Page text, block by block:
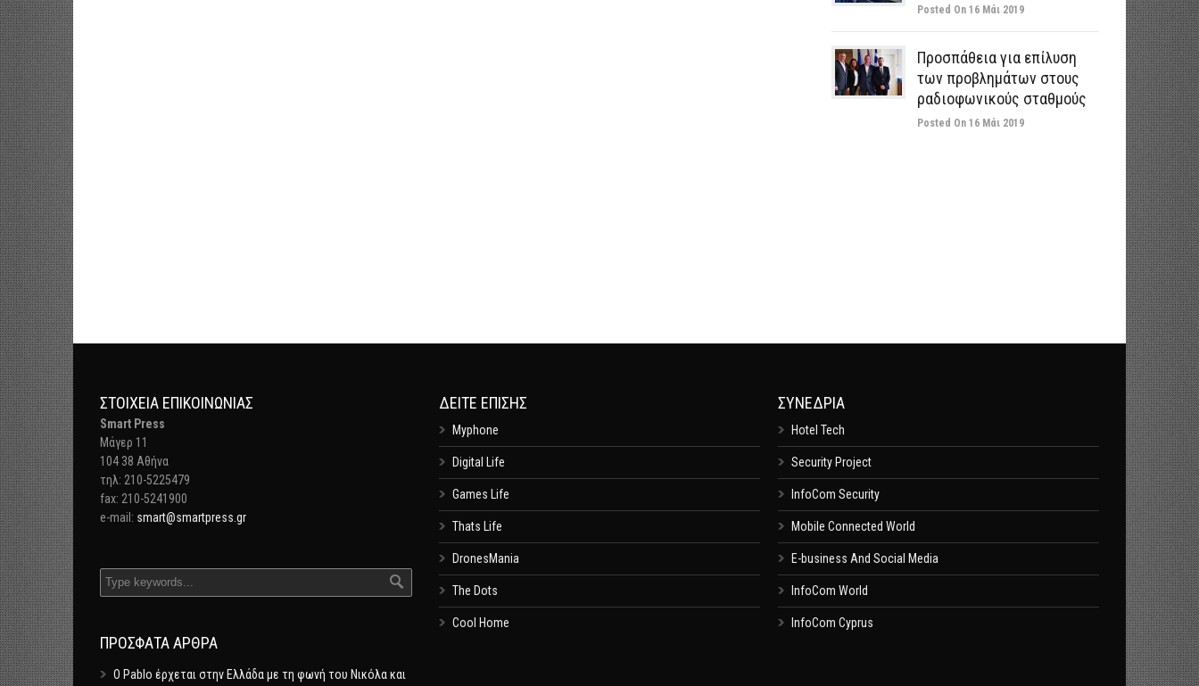
Posted On 16 Μάι 2019
Προσπάθεια για επίλυση
των προβλημάτων στους
ραδιοφωνικούς σταθμούς
Posted On 16 Μάι 2019
ΣΤΟΙΧΕΊΑ ΕΠΙΚΟΙΝΩΝΊΑΣ
Smart Press
Mάγερ 11
104 38 Αθήνα
τηλ: 210-5225479
fax: 210-5241900
e-mail: smart@smartpress.gr
ΠΡΌΣΦΑΤΑ ΆΡΘΡΑ
Ο Pablo έρχεται στην Ελλάδα με τη φωνή του Νικόλα και
ΔΕΊΤΕ ΕΠΊΣΗΣ
Myphone
Digital Life
Games Life
Thats Life
DronesMania
The Dots
Cool Home
ΣΥΝΕΔΡΙΑ
Hotel Tech
Security Project
InfoCom Security
Mobile Connected World
E-business And Social Media
InfoCom World
InfoCom Cyprus